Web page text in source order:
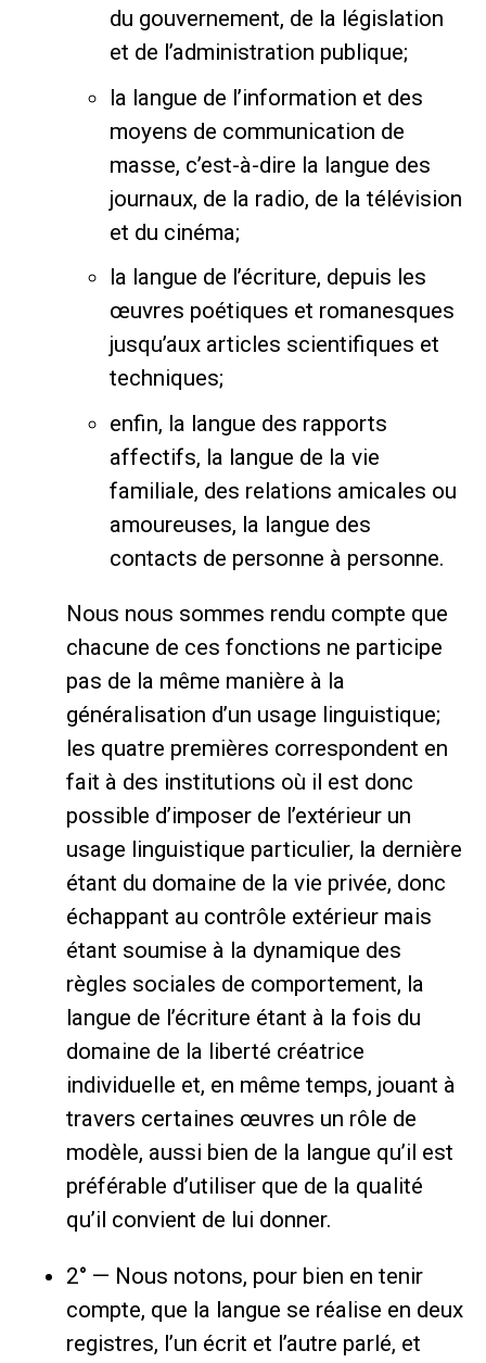
du gouvernement, de la législation
et de l’administration publique;
la langue de l’information et des
moyens de communication de
masse, c’est-à-dire la langue des
journaux, de la radio, de la télévision
et du cinéma;
la langue de l’écriture, depuis les
œuvres poétiques et romanesques
jusqu’aux articles scientifiques et
techniques;
enfin, la langue des rapports
affectifs, la langue de la vie
familiale, des relations amicales ou
amoureuses, la langue des
contacts de personne à personne.
Nous nous sommes rendu compte que
chacune de ces fonctions ne participe
pas de la même manière à la
généralisation d’un usage linguistique;
les quatre premières correspondent en
fait à des institutions où il est donc
possible d’imposer de l’extérieur un
usage linguistique particulier, la dernière
étant du domaine de la vie privée, donc
échappant au contrôle extérieur mais
étant soumise à la dynamique des
règles sociales de comportement, la
langue de l’écriture étant à la fois du
domaine de la liberté créatrice
individuelle et, en même temps, jouant à
travers certaines œuvres un rôle de
modèle, aussi bien de la langue qu’il est
préférable d’utiliser que de la qualité
qu’il convient de lui donner.
2° — Nous notons, pour bien en tenir
compte, que la langue se réalise en deux
registres, l’un écrit et l’autre parlé, et